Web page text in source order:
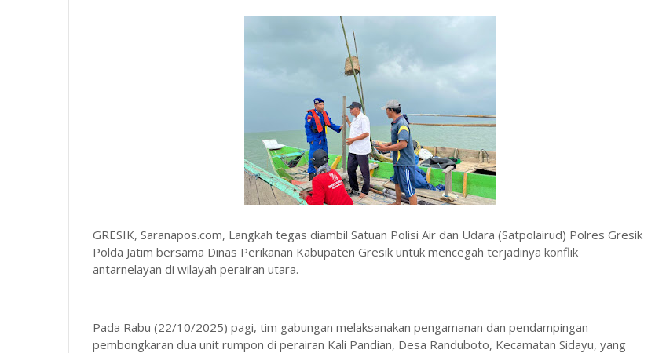
GRESIK, Saranapos.com, Langkah tegas diambil Satuan Polisi Air dan Udara (Satpolairud) Polres Gresik
Polda Jatim bersama Dinas Perikanan Kabupaten Gresik untuk mencegah terjadinya konflik
antarnelayan di wilayah perairan utara.
Pada Rabu (22/10/2025) pagi, tim gabungan melaksanakan pengamanan dan pendampingan
pembongkaran dua unit rumpon di perairan Kali Pandian, Desa Randuboto, Kecamatan Sidayu, yang